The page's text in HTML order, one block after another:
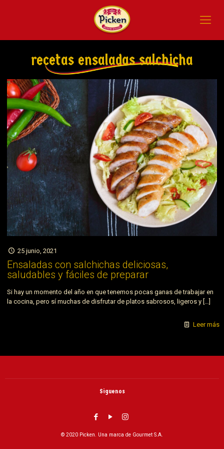
recetas ensaladas salchicha
25 junio, 2021
Ensaladas con salchichas deliciosas,
saludables y fáciles de preparar
Si hay un momento del año en que tenemos pocas ganas de trabajar en
la cocina, pero sí muchas de disfrutar de platos sabrosos, ligeros y […]
Leer más
Siguenos
© 2020 Picken. Una marca de Gourmet S.A.